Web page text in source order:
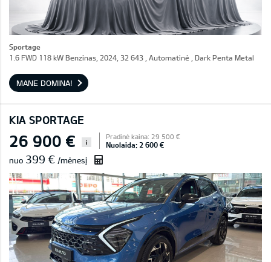
Sportage
1.6 FWD 118 kW Benzinas, 2024, 32 643 , Automatinė , Dark Penta Metal
MANE DOMINA!
KIA SPORTAGE
26 900 € i
Pradinė kaina: 29 500 €
Nuolaida: 2 600 €
nuo 399 € /mėnesį